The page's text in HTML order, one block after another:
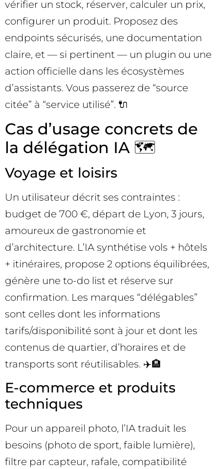
vérifier un stock, réserver, calculer un prix,
configurer un produit. Proposez des
endpoints sécurisés, une documentation
claire, et — si pertinent — un plugin ou une
action officielle dans les écosystèmes
d’assistants. Vous passerez de “source
citée” à “service utilisé”. 🔌
Cas d’usage concrets de
la délégation IA 🗺️
Voyage et loisirs
Un utilisateur décrit ses contraintes :
budget de 700 €, départ de Lyon, 3 jours,
amoureux de gastronomie et
d’architecture. L’IA synthétise vols + hôtels
+ itinéraires, propose 2 options équilibrées,
génère une to-do list et réserve sur
confirmation. Les marques “délégables”
sont celles dont les informations
tarifs/disponibilité sont à jour et dont les
contenus de quartier, d’horaires et de
transports sont réutilisables. ✈️🏨
E-commerce et produits
techniques
Pour un appareil photo, l’IA traduit les
besoins (photo de sport, faible lumière),
filtre par capteur, rafale, compatibilité